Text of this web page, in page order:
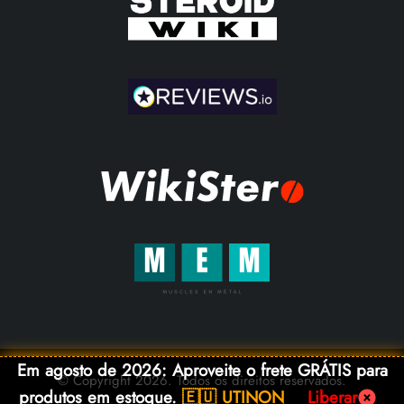
Em agosto de 2026: Aproveite o frete GRÁTIS para
produtos em estoque. 🇪🇺 UTINON Liberar
© Copyright 2026. Todos os direitos reservados.